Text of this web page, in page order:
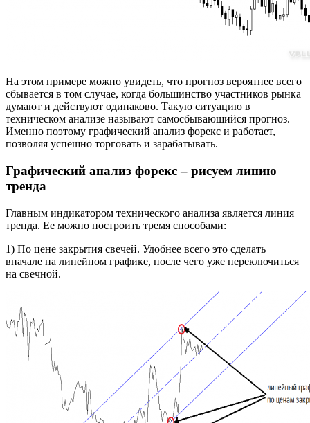
На этом примере можно увидеть, что прогноз вероятнее всего
сбывается в том случае, когда большинство участников рынка
думают и действуют одинаково. Такую ситуацию в
техническом анализе называют самосбывающийся прогноз.
Именно поэтому графический анализ форекс и работает,
позволяя успешно торговать и зарабатывать.
Графический анализ форекс – рисуем линию
тренда
Главным индикатором технического анализа является линия
тренда. Ее можно построить тремя способами:
1) По цене закрытия свечей. Удобнее всего это сделать
вначале на линейном графике, после чего уже переключиться
на свечной.